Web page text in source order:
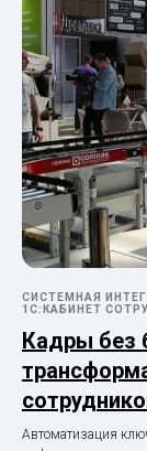
СИСТЕМНАЯ
1С:КАБИНЕТ
Кадры без
Автоматизация